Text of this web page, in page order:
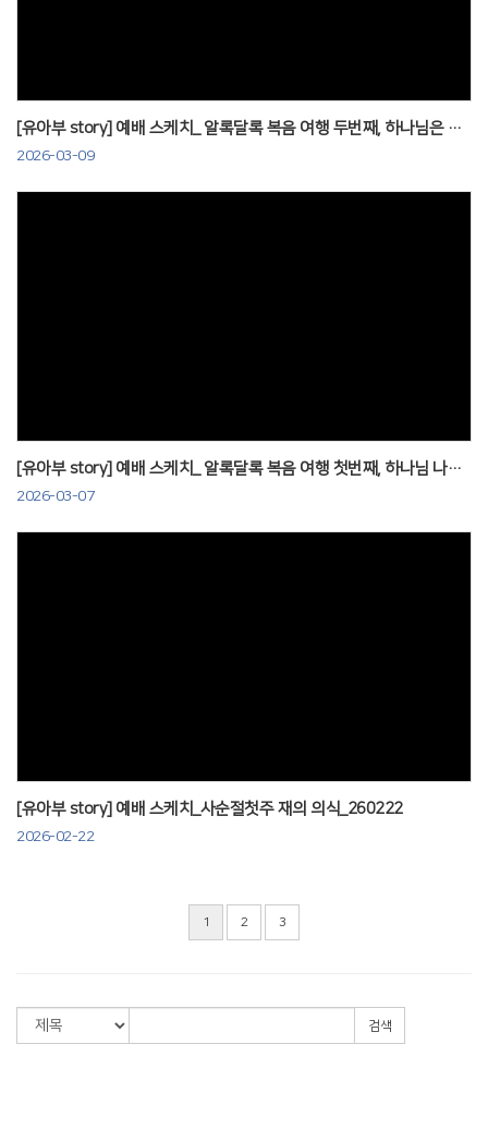
[유아부 story] 예배 스케치_ 알록달록 복음 여행 두번째, 하나님은 죄를 싫어하세요. 060308
2026-03-09
[유아부 story] 예배 스케치_ 알록달록 복음 여행 첫번째, 하나님 나라_260301
2026-03-07
[유아부 story] 예배 스케치_사순절첫주 재의 의식_260222
2026-02-22
1 2 3
검색